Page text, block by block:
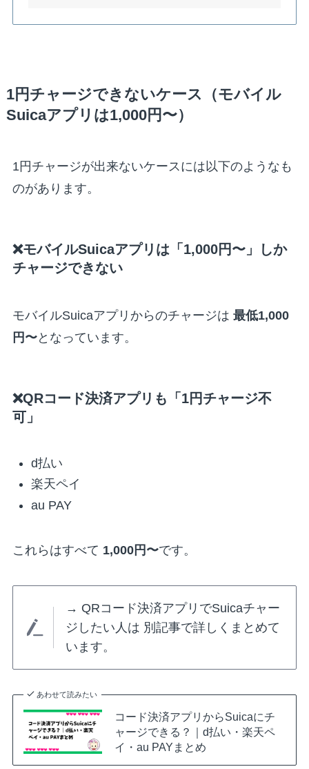
1円チャージできないケース（モバイル
Suicaアプリは1,000円〜）
1円チャージが出来ないケースには以下のようなも
のがあります。
❌モバイルSuicaアプリは「1,000円〜」しか
チャージできない
モバイルSuicaアプリからのチャージは 最低1,000
円〜となっています。
❌QRコード決済アプリも「1円チャージ不
可」
d払い
楽天ペイ
au PAY
これらはすべて 1,000円〜です。
→ QRコード決済アプリでSuicaチャー
ジしたい人は 別記事で詳しくまとめて
います。
あわせて読みたい
コード決済アプリからSuicaにチ
ャージできる？｜d払い・楽天ペ
イ・au PAYまとめ